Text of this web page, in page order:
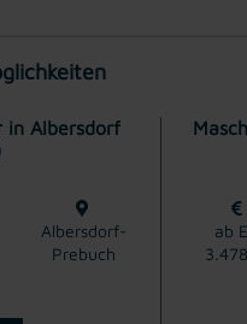
in Albersdorf
Albersdorf-
Prebuch
ab